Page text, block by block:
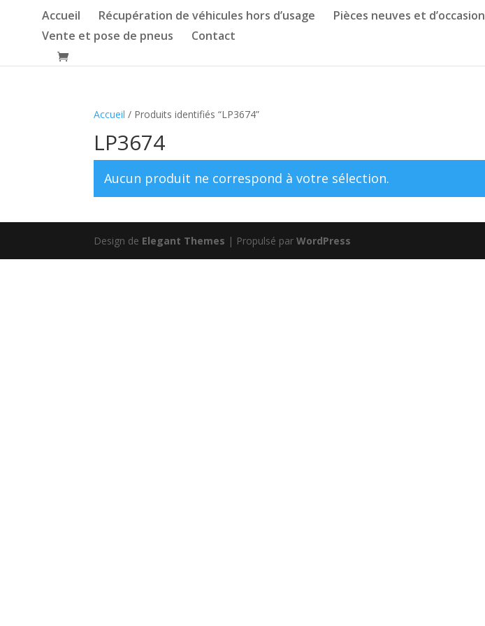
Accueil Récupération de véhicules hors d’usage Pièces neuves et d’occasion
Vente et pose de pneus
Contact
Accueil / Produits identifiés “LP3674”
LP3674
Aucun produit ne correspond à votre sélection.
Design de Elegant Themes | Propulsé parWordPress